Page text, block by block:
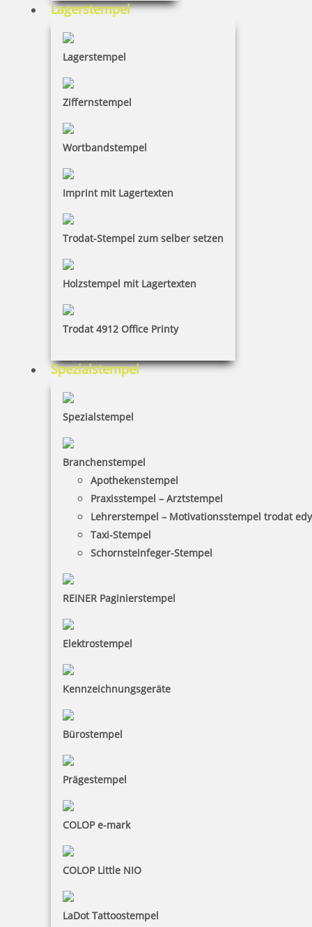
Lagerstempel
Lagerstempel
Ziffernstempel
Wortbandstempel
Imprint mit Lagertexten
Trodat-Stempel zum selber setzen
Holzstempel mit Lagertexten
Trodat 4912 Office Printy
Spezialstempel
Spezialstempel
Branchenstempel
Apothekenstempel
Praxisstempel – Arztstempel
Lehrerstempel – Motivationsstempel trodat
Taxi-Stempel
Schornsteinfeger-Stempel
REINER Paginierstempel
Elektrostempel
Kennzeichnungsgeräte
Bürostempel
Prägestempel
COLOP e-mark
COLOP Little NIO
LaDot Tattoostempel
Ausmalstempel Osterkorb 65 x 85 mm
10,00 €
Ausmalstempel Osterküken 65 x 85 mm
10,00 €
inkl. 19 % Mwst.
Bestellen
Ausmalstempel Osterhase 65 x 85 mm
Ausmalstempel Osterhase mit Ei 45 x 90 mm